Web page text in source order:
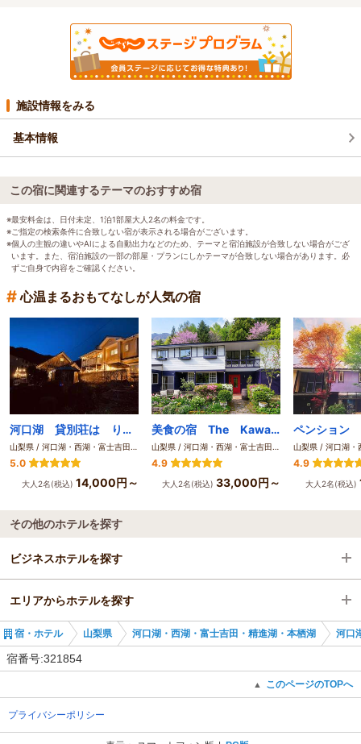
施設情報をみる
基本情報
この宿に関連するテーマのおすすめ宿
※最安料金は、日付未定、1泊1部屋大人2名の料金です。
※ご指定の検索条件に合致しない宿が表示される場合がございます。
※個人の主観の違いやAIによる自動出力などのため、テーマと宿泊施設が合致しない場合がござ
います。また、宿泊施設の一部の部屋・プランにしかテーマが合致しない場合があります。必
ずご自身で内容をご確認ください。
# 心温まるおもてなしが人気の宿
河口湖 貸別荘は り楽Ｓ
山梨県 / 河口湖・西湖・富士吉田・精進湖・本栖湖
5.0
大人2名(税込) 14,000円～
美食の宿 The Kawaguchiko Villa
山梨県 / 河口湖・西湖・富士吉田・精進湖・本栖湖
4.9
大人2名(税込) 33,000円～
ペンション
4.9
大人2名(税込)
その他のホテルを探す
ビジネスホテルを探す
山梨県
河口湖・西湖・富士吉田・精進湖・本栖湖
エリアからホテルを探す
山梨県
宿・ホテル 山梨県 河口湖・西湖・富士吉田・精進湖・本栖湖 河口
宿番号:321854
▲ このページのTOPへ
プライバシーポリシー